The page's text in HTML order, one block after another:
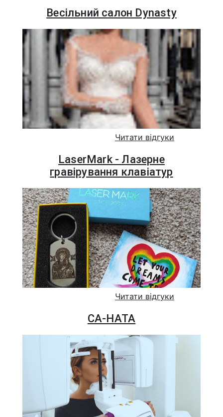
Весільний салон Dynasty
Читати відгуки
LaserMark - Лазерне
гравірування клавіатур
Читати відгуки
СА-НАТА